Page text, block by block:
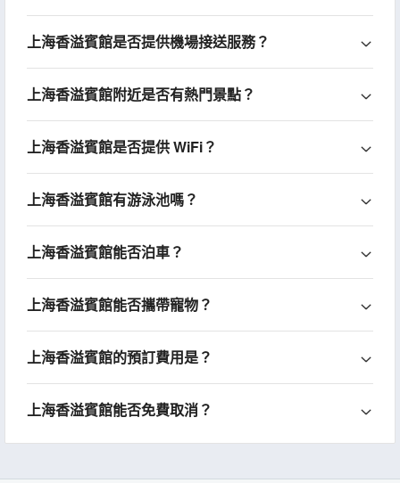
上海香溢賓館是否提供機場接送服務？
上海香溢賓館附近是否有熱門景點？
上海香溢賓館是否提供 WiFi？
上海香溢賓館有游泳池嗎？
上海香溢賓館能否泊車？
上海香溢賓館能否攜帶寵物？
上海香溢賓館的預訂費用是？
上海香溢賓館能否免費取消？